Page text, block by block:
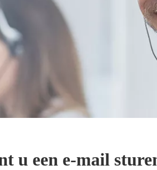
u een e-mail